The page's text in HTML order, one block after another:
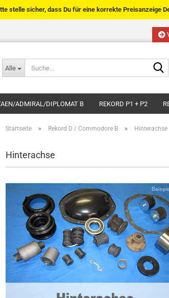
Sprache
Lieferland
Alle
stelle sicher, dass Du für eine korrekte Preisanzeige
ADMIRAL/DIPLOMAT B REKORD P1 + P2
Startseite » Rekord D / Commodore B » Hinterachse
Hinterachse